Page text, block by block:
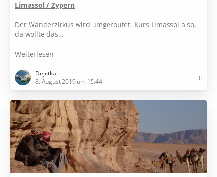
Limassol / Zypern
Der Wanderzirkus wird umgeroutet. Kurs Limassol also,
da wollte das…
Weiterlesen
Dejotka
8. August 2019 um 15:44
0